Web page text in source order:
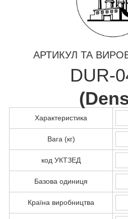
АРТИКУЛ ТА
DUR-
(
Характеристика
Вага (кг)
код УКТЗЕД
Базова одиниця
Країна виробництва